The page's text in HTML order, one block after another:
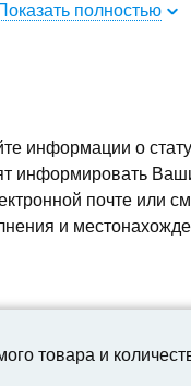
полностью
информации о
информировать
почте или
и
товара и